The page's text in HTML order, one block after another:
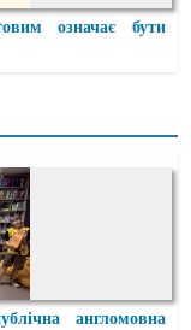
означає бути
англомовна